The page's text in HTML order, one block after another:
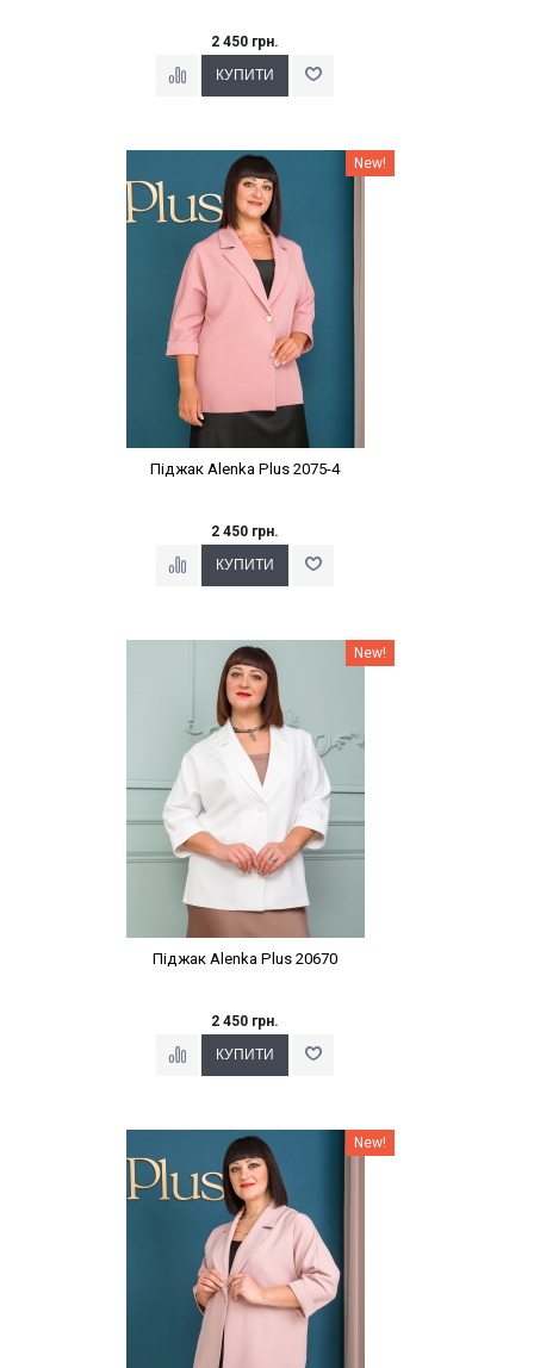
2 450 грн.
Наклейки Варіант з % New!
Піджак Alenka Plus 2075-4
2 450 грн.
Наклейки Варіант з % New!
Піджак Alenka Plus 20670
2 450 грн.
Наклейки Варіант з % New!